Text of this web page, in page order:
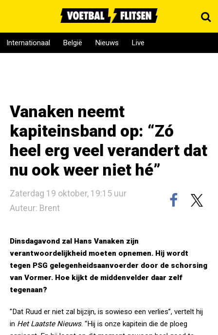
Internationaal België Nieuws Live
Vanaken neemt
kapiteinsband op: “Zó
heel erg veel verandert dat
nu ook weer niet hé”
Zaterdag 19 oktober, 19:15 uur
Auteur: Brent
Dinsdagavond zal Hans Vanaken zijn
verantwoordelijkheid moeten opnemen. Hij wordt
tegen PSG gelegenheidsaanvoerder door de schorsing
van Vormer. Hoe kijkt de middenvelder daar zelf
tegenaan?
"Dat Ruud er niet zal bijzijn, is sowieso een verlies”, vertelt hij
in Het Laatste Nieuws. “Hij is onze kapitein die de ploeg